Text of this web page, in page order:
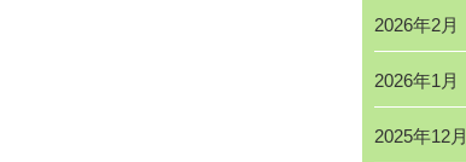
2026年2月
2026年1月
2025年12月